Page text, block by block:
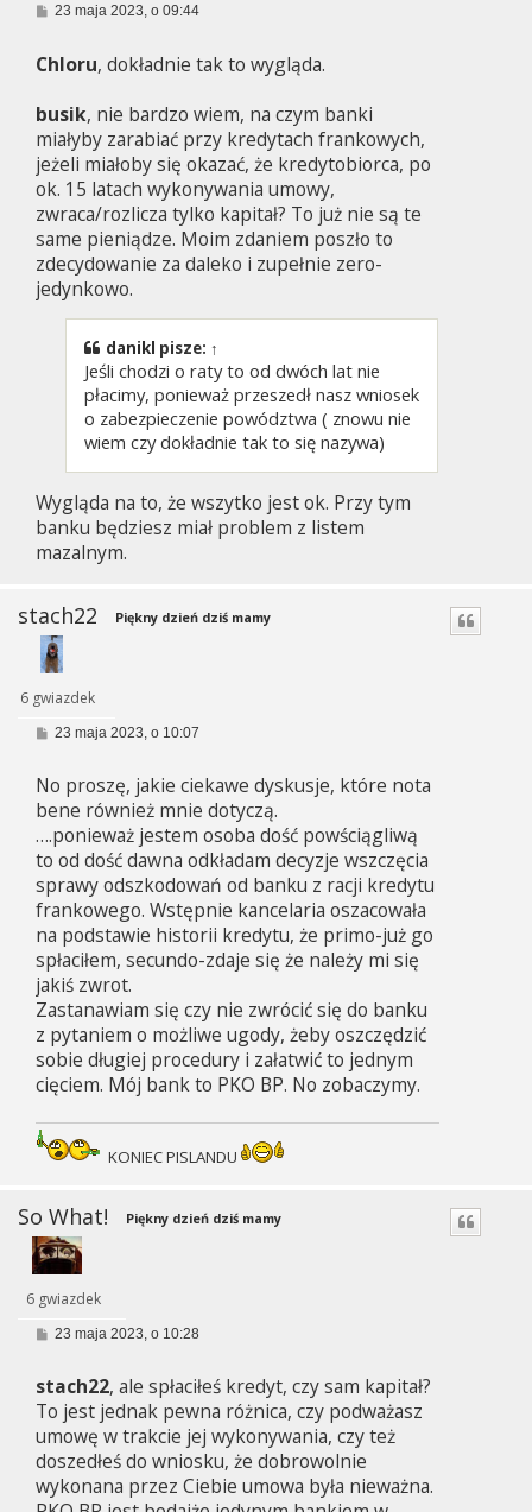
P
t
23 maja 2023, o 09:44
Chloru, dokładnie tak to wygląda.
busik, nie bardzo wiem, na czym banki
miałyby zarabiać przy kredytach frankowych,
jeżeli miałoby się okazać, że kredytobiorca, po
ok. 15 latach wykonywania umowy,
zwraca/rozlicza tylko kapitał? To już nie są te
same pieniądze. Moim zdaniem poszło to
zdecydowanie za daleko i zupełnie zero-
jedynkowo.
danikl pisze: ↑
Jeśli chodzi o raty to od dwóch lat nie
płacimy, ponieważ przeszedł nasz wniosek
o zabezpieczenie powództwa ( znowu nie
wiem czy dokładnie tak to się nazywa)
Wygląda na to, że wszytko jest ok. Przy tym
banku będziesz miał problem z listem
mazalnym.
stach22
6 gwiazdek
Piękny dzień dziś mamy
P
t
23 maja 2023, o 10:07
No proszę, jakie ciekawe dyskusje, które nota
bene również mnie dotyczą.
….ponieważ jestem osoba dość powściągliwą
to od dość dawna odkładam decyzje wszczęcia
sprawy odszkodowań od banku z racji kredytu
frankowego. Wstępnie kancelaria oszacowała
na podstawie historii kredytu, że primo-już go
spłaciłem, secundo-zdaje się że należy mi się
jakiś zwrot.
Zastanawiam się czy nie zwrócić się do banku
z pytaniem o możliwe ugody, żeby oszczędzić
sobie długiej procedury i załatwić to jednym
cięciem. Mój bank to PKO BP. No zobaczymy.
KONIEC PISLANDU
So What!
6 gwiazdek
Piękny dzień dziś mamy
P
t
23 maja 2023, o 10:28
stach22, ale spłaciłeś kredyt, czy sam kapitał?
To jest jednak pewna różnica, czy podważasz
umowę w trakcie jej wykonywania, czy też
doszedłeś do wniosku, że dobrowolnie
wykonana przez Ciebie umowa była nieważna.